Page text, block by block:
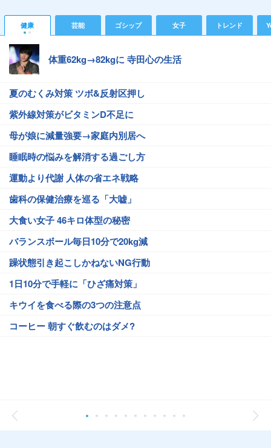
健康 芸能 ゴシップ 女子 トレンド
体重62kg→82kgに 寺田心の生活
夏のむくみ対策 ツボ&反射区押し
紫外線対策がビタミンD不足に
母が娘に減量強要→家庭内別居へ
睡眠時の悩みを解消する過ごし方
運動より代謝 人体の省エネ戦略
歯科の保健治療を巡る「大嘘」
大食い女子 46キロ体型の秘密
バランスボール毎日10分で20kg減
躁状態引き起こしかねないNG行動
1日10分で手軽に「ひざ痛対策」
キウイを食べる際の3つの注意点
コーヒー 朝すぐ飲むのはダメ?